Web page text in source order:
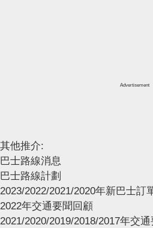
Advertisement
其他推介:
巴士路線消息
巴士路線計劃
2023/2022/2021/2020年新巴士訂
2022年交通要聞回顧
2021/2020/2019/2018/2017年交